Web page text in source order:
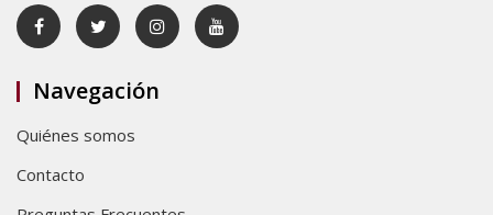
Navegación
Quiénes somos
Contacto